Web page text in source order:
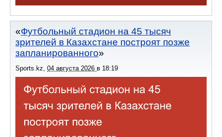
Футбольный стадион на 45 тысяч
зрителей в Казахстане построят позже
запланированного
Sports.kz 04 августа 2026 в 18:19